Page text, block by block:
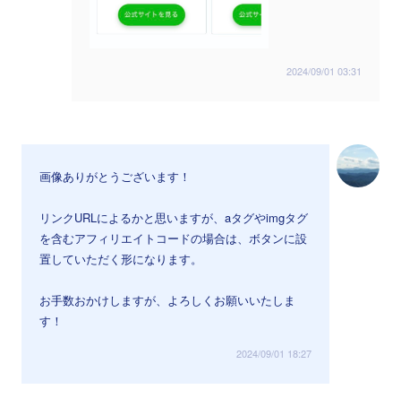
2024/09/01 03:31
画像ありがとうございます！
リンクURLによるかと思いますが、aタグやimgタグ
を含むアフィリエイトコードの場合は、ボタンに設
置していただく形になります。
お手数おかけしますが、よろしくお願いいたしま
す！
2024/09/01 18:27